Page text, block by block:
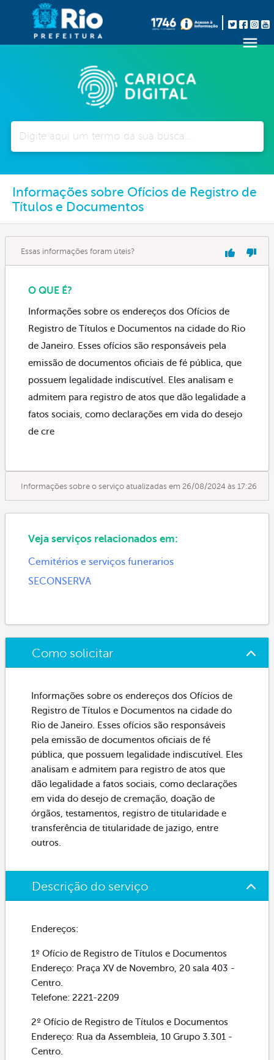
Informações sobre Ofícios de Registro de
Títulos e Documentos
Essas informações foram úteis?
O QUE É?
Informações sobre os endereços dos Ofícios de
Registro de Títulos e Documentos na cidade do Rio
de Janeiro. Esses ofícios são responsáveis pela
emissão de documentos oficiais de fé pública, que
possuem legalidade indiscutível. Eles analisam e
admitem para registro de atos que dão legalidade a
fatos sociais, como declarações em vida do desejo
de cre
Informações sobre o serviço atualizadas em 26/08/2024 às 17:26
Veja serviços relacionados em:
Cemitérios e serviços funerarios
SECONSERVA
Como solicitar
Informações sobre os endereços dos Ofícios de
Registro de Títulos e Documentos na cidade do
Rio de Janeiro. Esses ofícios são responsáveis
pela emissão de documentos oficiais de fé
pública, que possuem legalidade indiscutível. Eles
analisam e admitem para registro de atos que
dão legalidade a fatos sociais, como declarações
em vida do desejo de cremação, doação de
órgãos, testamentos, registro de titularidade e
transferência de titularidade de jazigo, entre
outros.
Descrição do serviço
Endereços:
1º Ofício de Registro de Títulos e Documentos
Endereço: Praça XV de Novembro, 20 sala 403 -
Centro.
Telefone: 2221-2209
2º Ofício de Registro de Títulos e Documentos
Endereço: Rua da Assembleia, 10 Grupo 3.301 -
Centro.